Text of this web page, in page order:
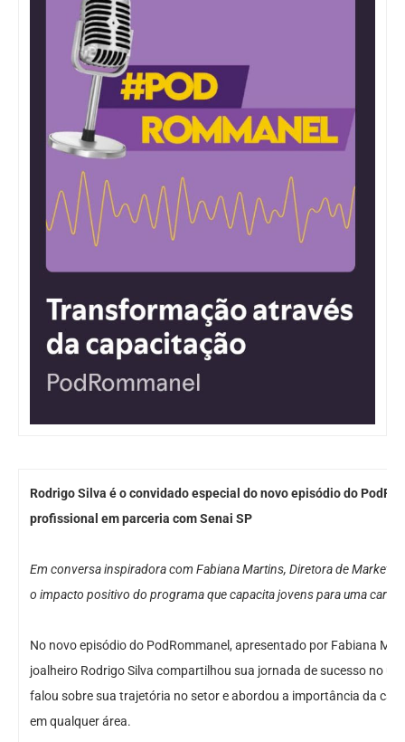
Rodrigo Silva é o convidado especial do novo episódio do
profissional em parceria com Senai SP
Em conversa inspiradora com Fabiana Martins, Diretora de
o impacto positivo do programa que capacita jovens para uma
No novo episódio do PodRommanel, apresentado por Fabiana
joalheiro Rodrigo Silva compartilhou sua jornada de sucesso no
falou sobre sua trajetória no setor e abordou a importância da
em qualquer área.